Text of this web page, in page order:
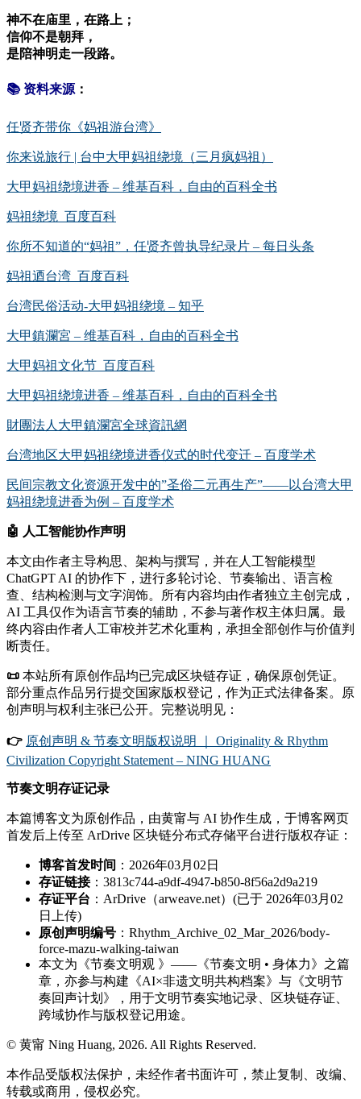
神不在庙里，在路上；
信仰不是朝拜，
是陪神明走一段路。
📚 资料来源 ：
任贤齐带你《妈祖游台湾》
你来说旅行 | 台中大甲妈祖绕境（三月疯妈祖）
大甲妈祖绕境进香 – 维基百科，自由的百科全书
妈祖绕境_百度百科
你所不知道的“妈祖”，任贤齐曾执导纪录片 – 每日头条
妈祖迺台湾_百度百科
台湾民俗活动-大甲妈祖绕境 – 知乎
大甲鎮瀾宮 – 维基百科，自由的百科全书
大甲妈祖文化节_百度百科
大甲妈祖绕境进香 – 维基百科，自由的百科全书
財團法人大甲鎮瀾宮全球資訊網
台湾地区大甲妈祖绕境进香仪式的时代变迁 – 百度学术
民间宗教文化资源开发中的”圣俗二元再生产”——以台湾大甲
妈祖绕境进香为例 – 百度学术
🤖 人工智能协作声明
本文由作者主导构思、架构与撰写，并在人工智能模型
ChatGPT AI 的协作下，进行多轮讨论、节奏输出、语言检
查、结构检测与文字润饰。所有内容均由作者独立主创完成，
AI 工具仅作为语言节奏的辅助，不参与著作权主体归属。最
终内容由作者人工审校并艺术化重构，承担全部创作与价值判
断责任。
📜 本站所有原创作品均已完成区块链存证，确保原创凭证。
部分重点作品另行提交国家版权登记，作为正式法律备案。原
创声明与权利主张已公开。完整说明见：
👉 原创声明 & 节奏文明版权说明 ｜ Originality & Rhythm
Civilization Copyright Statement – NING HUANG
节奏文明存证记录
本篇博客文为原创作品，由黄甯与 AI 协作生成，于博客网页
首发后上传至 ArDrive 区块链分布式存储平台进行版权存证：
博客首发时间 ：2026年03月02日
存证链接：3813c744-a9df-4947-b850-8f56a2d9a219
存证平台 ：ArDrive（arweave.net）(已于 2026年03月02
日上传)
原创声明编号 ：Rhythm_Archive_02_Mar_2026/body-
force-mazu-walking-taiwan
本文为《节奏文明观 》——《节奏文明 • 身体力》之篇
章，亦参与构建《AI×非遗文明共构档案》与《文明节
奏回声计划》，用于文明节奏实地记录、区块链存证、
跨域协作与版权登记用途。
© 黄甯 Ning Huang, 2026. All Rights Reserved.
本作品受版权法保护，未经作者书面许可，禁止复制、改编、
转载或商用，侵权必究。